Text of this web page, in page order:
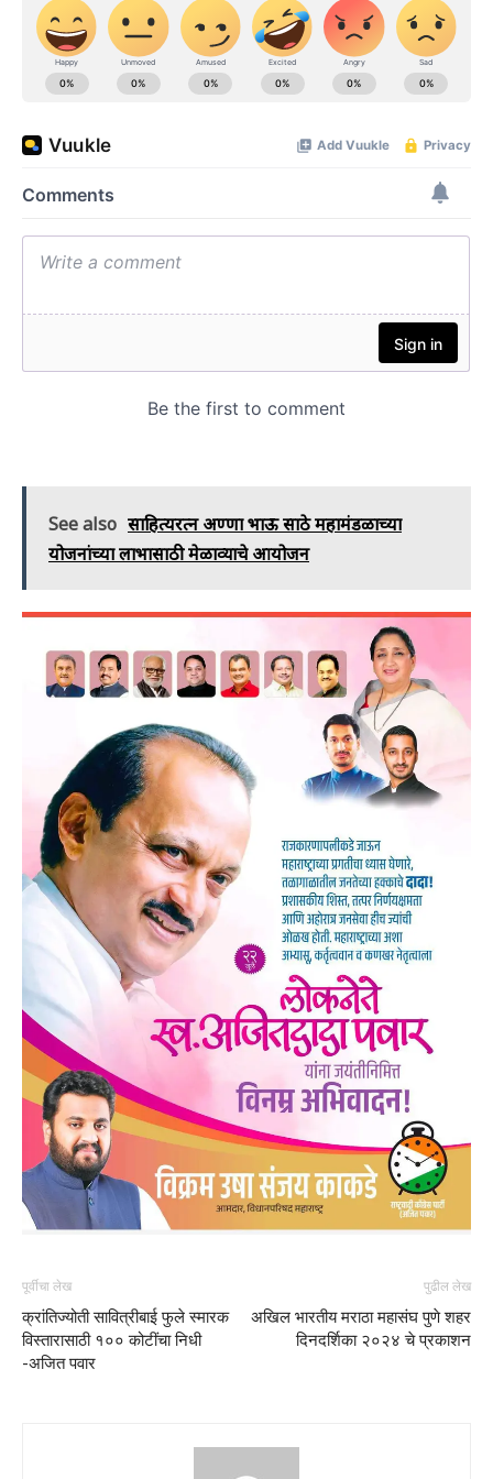
See also साहित्यरत्न अण्णा भाऊ साठे महामंडळाच्या
योजनांच्या लाभासाठी मेळाव्याचे आयोजन
पूर्वीचा लेख
क्रांतिज्योती सावित्रीबाई फुले स्मारक
विस्तारासाठी १०० कोटींचा निधी
-अजित पवार
पुढील लेख
अखिल भारतीय मराठा महासंघ पुणे शहर
दिनदर्शिका २०२४ चे प्रकाशन